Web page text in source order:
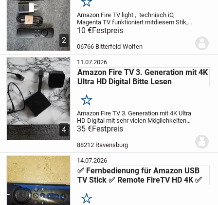
2
Merken
Amazon Fire TV light , technisch iO,
Magenta TV funktioniert mitdiesem Stik,
Einstellungen zurückgesetzt, ohne
Batterien für die Fernbedienung (2x
R3)Versand durch HERMES
10 €Festpreis
06766 Bitterfeld-Wolfen
4
11.07.2026
Amazon Fire TV 3. Generation mit 4K
Ultra HD Digital Bitte Lesen
Merken
Amazon Fire TV 3. Generation mit 4K Ultra
HD Digital mit sehr vielen Möglichkeiten
filme zu Streamen der Fire TV über W-Lan
oder Bluetooth dier Fire TV Fuktioniert
Einwandfrei Habe auch noch einen...
35 €Festpreis
88212 Ravensburg
14.07.2026
✅️ Fernbedienung für Amazon USB
TV Stick ✅️ Remote FireTV HD 4K ✅️
Merken